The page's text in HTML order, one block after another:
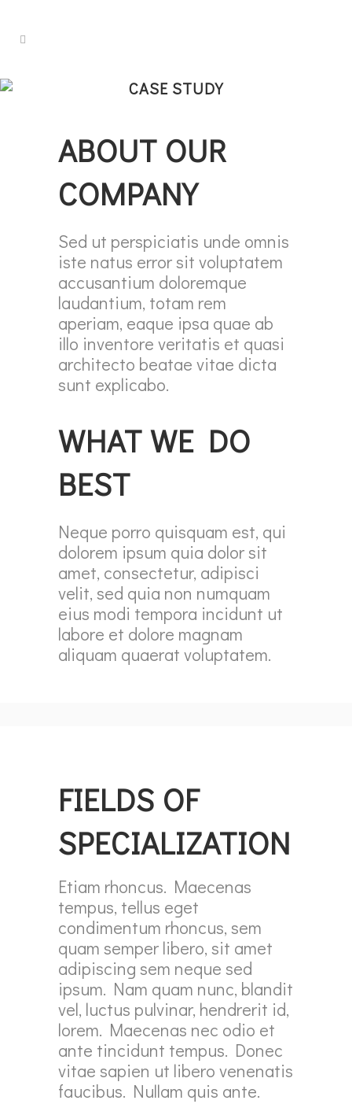
CASE STUDY
ABOUT OUR
COMPANY
Sed ut perspiciatis unde omnis
iste natus error sit voluptatem
accusantium doloremque
laudantium, totam rem
aperiam, eaque ipsa quae ab
illo inventore veritatis et quasi
architecto beatae vitae dicta
sunt explicabo.
WHAT WE DO
BEST
Neque porro quisquam est, qui
dolorem ipsum quia dolor sit
amet, consectetur, adipisci
velit, sed quia non numquam
eius modi tempora incidunt ut
labore et dolore magnam
aliquam quaerat voluptatem.
FIELDS OF
SPECIALIZATION
Etiam rhoncus. Maecenas
tempus, tellus eget
condimentum rhoncus, sem
quam semper libero, sit amet
adipiscing sem neque sed
ipsum. Nam quam nunc, blandit
vel, luctus pulvinar, hendrerit id,
lorem. Maecenas nec odio et
ante tincidunt tempus. Donec
vitae sapien ut libero venenatis
faucibus. Nullam quis ante.